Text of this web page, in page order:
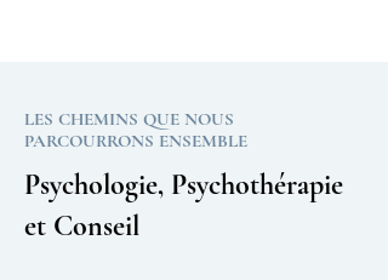
LES CHEMINS QUE NOUS
PARCOURRONS ENSEMBLE
Psychologie, Psychothérapie
et Conseil